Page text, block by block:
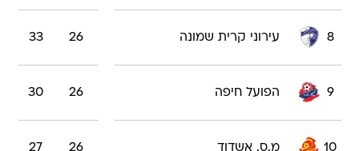
8 עירוני קרית שמונה 26
33
9 הפועל חיפה 26
30
10 מ.ס. אשדוד 26
27